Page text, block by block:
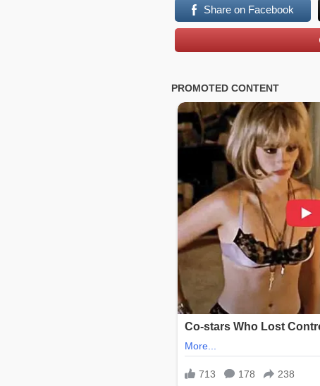
Share on Facebook